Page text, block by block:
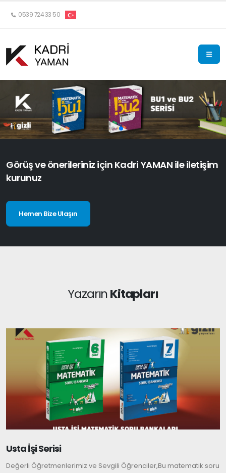
0539 724 33 50
Görüş ve önerileriniz için Kadri YAMAN ile iletişim
kurunuz
Hemen Bize Ulaşın
YazarınKitapları
Usta İşi Serisi
Değerli Öğretmenlerimiz ve Sevgili Öğrenciler,Bu matematik soru